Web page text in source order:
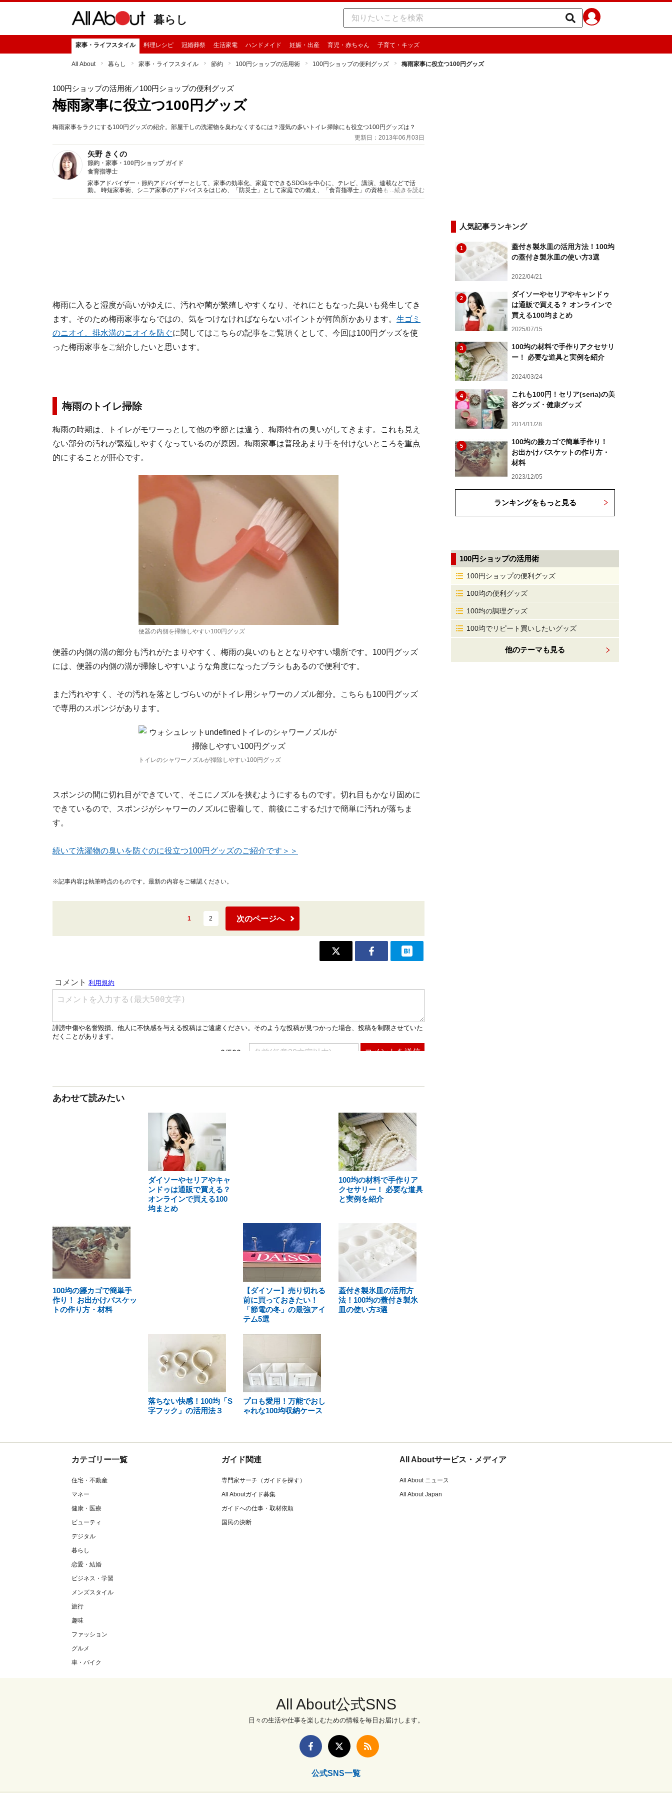
暮らし
家事・ライフスタイル 料理レシピ 冠婚葬祭 生活家電 ハンドメイド 妊娠・出産 育児・赤ちゃん 子育て・キッズ
All About 暮らし 家事・ライフスタイル 節約 100円ショップの活用術 100円ショップの便利グッズ 梅雨家事に役立つ100円グッズ
100円ショップの活用術／100円ショップの便利グッズ
梅雨家事に役立つ100円グッズ
梅雨家事をラクにする100円グッズの紹介。部屋干しの洗濯物を臭わなくするには？湿気の多いトイレ掃除にも役立つ100円グッズは？
更新日：2013年06月03日
矢野 きくの
節約・家事・100円ショップ ガイド
食育指導士
家事アドバイザー・節約アドバイザーとして、家事の効率化、家庭でできるSDGsを中心に、テレビ、講演、連載などで活
動。 時短家事術、シニア家事のアドバイスをはじめ、「防災士」として家庭での備え、「食育指導士」の資格も持ち食品ロ
ス削減をテーマにした講演など【著書】シンプルライフの節約リスト（講談社）他。
...続きを読む
梅雨に入ると湿度が高いがゆえに、汚れや菌が繁殖しやすくなり、それにともなった臭いも発生してき
ます。そのため梅雨家事ならではの、気をつけなければならないポイントが何箇所かあります。 生ゴミ
のニオイ、排水溝のニオイを防ぐに関してはこちらの記事をご覧頂くとして、今回は100円グッズを使
った梅雨家事をご紹介したいと思います。
梅雨のトイレ掃除
梅雨の時期は、トイレがモワーっとして他の季節とは違う、梅雨特有の臭いがしてきます。これも見え
ない部分の汚れが繁殖しやすくなっているのが原因。梅雨家事は普段あまり手を付けないところを重点
的にすることが肝心です。
便器の内側を掃除しやすい100円グッズ
便器の内側の溝の部分も汚れがたまりやすく、梅雨の臭いのもととなりやすい場所です。100円グッズ
には、便器の内側の溝が掃除しやすいような角度になったブラシもあるので便利です。
また汚れやすく、その汚れを落としづらいのがトイレ用シャワーのノズル部分。こちらも100円グッズ
で専用のスポンジがあります。
トイレのシャワーノズルが掃除しやすい100円グッズ
スポンジの間に切れ目ができていて、そこにノズルを挟むようにするものです。切れ目もかなり固めに
できているので、スポンジがシャワーのノズルに密着して、前後にこするだけで簡単に汚れが落ちま
す。
続いて洗濯物の臭いを防ぐのに役立つ100円グッズのご紹介です＞＞
※記事内容は執筆時点のものです。最新の内容をご確認ください。
1 2 次のページへ
あわせて読みたい
ダイソーやセリアやキャ
ンドゥは通販で買える？
オンラインで買える100
均まとめ
100均の材料で手作りア
クセサリー！ 必要な道具
と実例を紹介
100均の籐カゴで簡単手
作り！ お出かけバスケッ
トの作り方・材料
【ダイソー】売り切れる
前に買っておきたい！
「節電の冬」の最強アイ
テム5選
蓋付き製氷皿の活用方
法！100均の蓋付き製氷
皿の使い方3選
落ちない快感！100均「S
字フック」の活用法３
プロも愛用！万能でおし
ゃれな100均収納ケース
人気記事ランキング
1
蓋付き製氷皿の活用方法！100均
の蓋付き製氷皿の使い方3選
2022/04/21
2
ダイソーやセリアやキャンドゥ
は通販で買える？ オンラインで
買える100均まとめ
2025/07/15
3
100均の材料で手作りアクセサリ
ー！ 必要な道具と実例を紹介
2024/03/24
4
これも100円！セリア(seria)の美
容グッズ・健康グッズ
2014/11/28
5
100均の籐カゴで簡単手作り！
お出かけバスケットの作り方・
材料
2023/12/05
ランキングをもっと見る
100円ショップの活用術
100円ショップの便利グッズ
100均の便利グッズ
100均の調理グッズ
100均でリピート買いしたいグッズ
他のテーマも見る
カテゴリー一覧
住宅・不動産
マネー
健康・医療
ビューティ
デジタル
暮らし
恋愛・結婚
ビジネス・学習
メンズスタイル
旅行
趣味
ファッション
グルメ
車・バイク
ガイド関連
専門家サーチ（ガイドを探す）
All Aboutガイド募集
ガイドへの仕事・取材依頼
国民の決断
All Aboutサービス・メディア
All About ニュース
All About Japan
All About公式SNS
日々の生活や仕事を楽しむための情報を毎日お届けします。
公式SNS一覧